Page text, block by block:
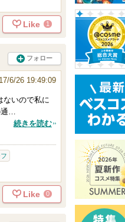
Like 1
フォロー
6/26 19:49:09
ないので私に
…
続きを読む
Like 0